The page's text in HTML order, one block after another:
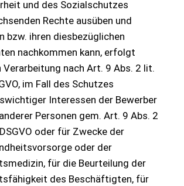
und des Sozialschutzes
Rechte ausüben und
bzw. ihren diesbezüglichen
nachkommen kann, erfolgt
Verarbeitung nach Art. 9 Abs. 2 lit.
im Fall des Schutzes
Interessen der Bewerber
Personen gem. Art. 9 Abs. 2
oder für Zwecke der
oder der
für die Beurteilung der
des Beschäftigten, für